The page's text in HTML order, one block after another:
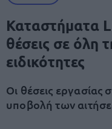
Καταστήματα
θέσεις σε όλη
ειδικότητες
Οι θέσεις εργασίας
υποβολή των